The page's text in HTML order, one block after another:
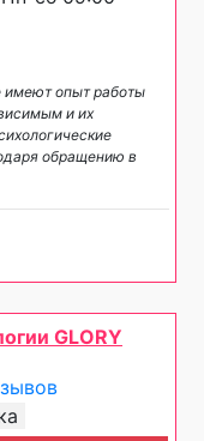
имеют опыт работы
и их
обращению в
GLORY